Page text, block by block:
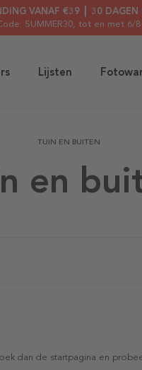
VANAF €39 ┃ 30
SUMMER30, tot en met 6/8
Lijsten
TUIN EN BUITEN
en
dan de startpagina en